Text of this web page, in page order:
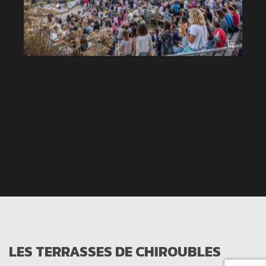
LES TERRASSES DE CHIROUBLES